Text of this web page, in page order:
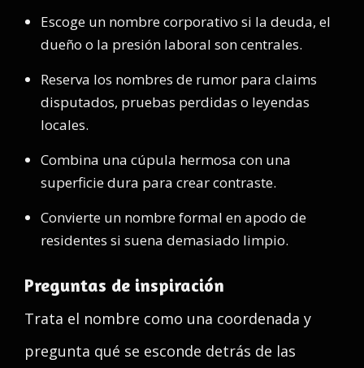
Escoge un nombre corporativo si la deuda, el
dueño o la presión laboral son centrales.
Reserva los nombres de rumor para claims
disputados, pruebas perdidas o leyendas
locales.
Combina una cúpula hermosa con una
superficie dura para crear contraste.
Convierte un nombre formal en apodo de
residentes si suena demasiado limpio.
Preguntas de inspiración
Trata el nombre como una coordenada y
pregunta qué se esconde detrás de las